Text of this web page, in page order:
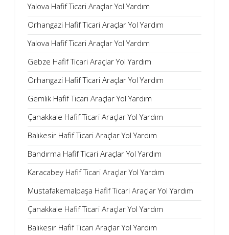
Yalova Hafif Ticari Araçlar Yol Yardım
Orhangazi Hafif Ticari Araçlar Yol Yardım
Yalova Hafif Ticari Araçlar Yol Yardım
Gebze Hafif Ticari Araçlar Yol Yardım
Orhangazi Hafif Ticari Araçlar Yol Yardım
Gemlik Hafif Ticari Araçlar Yol Yardım
Çanakkale Hafif Ticari Araçlar Yol Yardım
Balıkesir Hafif Ticari Araçlar Yol Yardım
Bandırma Hafif Ticari Araçlar Yol Yardım
Karacabey Hafif Ticari Araçlar Yol Yardım
Mustafakemalpaşa Hafif Ticari Araçlar Yol Yardım
Çanakkale Hafif Ticari Araçlar Yol Yardım
Balıkesir Hafif Ticari Araçlar Yol Yardım